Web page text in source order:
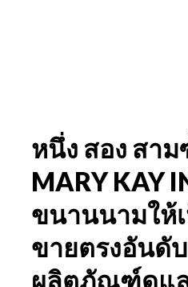
หนึ่ง สอง สาม
MARY KAY
ขนานนามให้
ขายตรงอันดั
ผลิตภัณฑ์ดูแ